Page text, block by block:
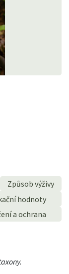
Způsob výživy
hodnoty
a ochrana